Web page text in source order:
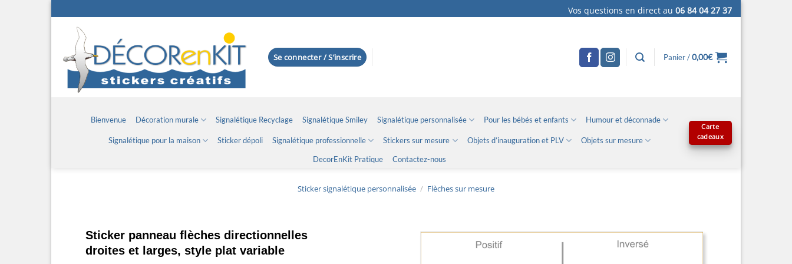
au
contenu
Vos questions en direct au 06 84 04 27 37
Se connecter / S’inscrire Panier /0,00€
Bienvenue Décoration murale Signalétique Recyclage Signalétique Smiley Signalétique personnalisée Pour les bébés et enfants Humour et déconnade
Signalétique pour la maison Sticker dépoli Signalétique professionnelle Stickers sur mesure Objets d’inauguration et PLV
Objets sur mesure
DecorEnKit Pratique
Contactez-nous
Carte
cadeaux
Sticker signalétique personnalisée / Flèches sur mesure
Sticker panneau flèches directionnelles
droites et larges, style plat variable